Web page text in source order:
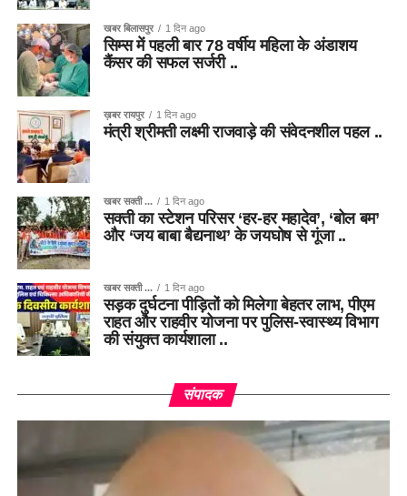
खबर बिलासपुर 1 दिन ago
सिम्स में पहली बार 78 वर्षीय महिला के अंडाशय
कैंसर की सफल सर्जरी ..
ख़बर रायपुर 1 दिन ago
मंत्री श्रीमती लक्ष्मी राजवाड़े की संवेदनशील पहल ..
खबर सक्ती ... 1 दिन ago
सक्ती का स्टेशन परिसर ‘हर-हर महादेव’, ‘बोल बम’
और ‘जय बाबा बैद्यनाथ’ के जयघोष से गूंजा ..
खबर सक्ती ... 1 दिन ago
सड़क दुर्घटना पीड़ितों को मिलेगा बेहतर लाभ, पीएम
राहत और राहवीर योजना पर पुलिस-स्वास्थ्य विभाग
की संयुक्त कार्यशाला ..
संपादक